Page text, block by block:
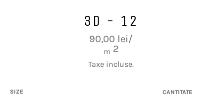
3D - 12
Preț
obișnuit
90,00 lei/
m 2
Taxe incluse.
SIZE CANTITATE